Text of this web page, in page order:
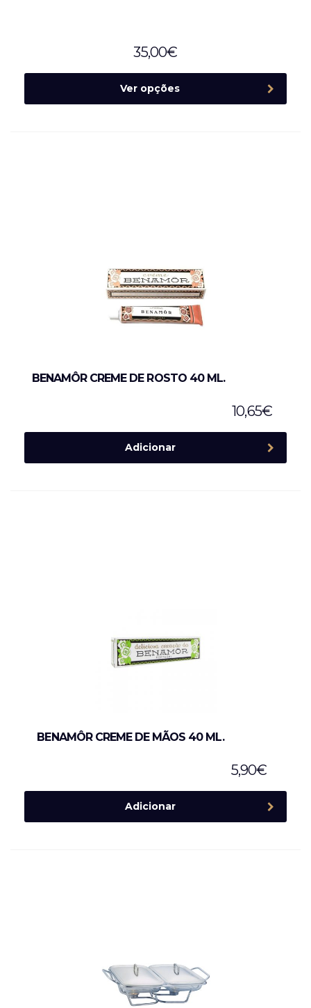
35,00€
Ver opções
BENAMÔR CREME DE ROSTO 40 ML.
10,65€
Adicionar
BENAMÔR CREME DE MÃOS 40 ML.
5,90€
Adicionar